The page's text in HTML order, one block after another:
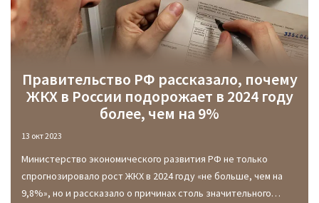
Правительство РФ рассказало, почему
ЖКХ в России подорожает в 2024 году
более, чем на 9%
13 окт 2023
Министерство экономического развития РФ не только
спрогнозировало рост ЖКХ в 2024 году «не больше, чем на
9,8%», но и рассказало о причинах столь значительного